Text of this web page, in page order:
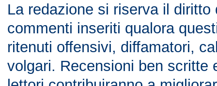
La redazione si riserva il diritto
commenti inseriti qualora
ritenuti offensivi, diffamatori,
volgari. Recensioni ben scritte